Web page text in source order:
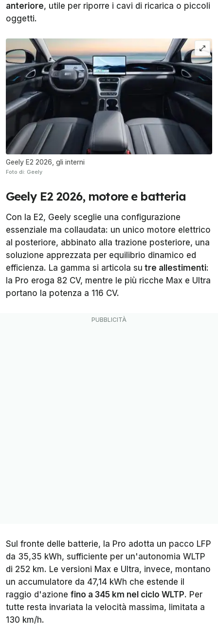
anteriore, utile per riporre i cavi di ricarica o piccoli
oggetti.
Geely E2 2026, gli interni
Foto di: Geely
Geely E2 2026, motore e batteria
Con la E2, Geely sceglie una configurazione
essenziale ma collaudata: un unico motore elettrico
al posteriore, abbinato alla trazione posteriore, una
soluzione apprezzata per equilibrio dinamico ed
efficienza. La gamma si articola su tre allestimenti:
la Pro eroga 82 CV, mentre le più ricche Max e Ultra
portano la potenza a 116 CV.
Sul fronte delle batterie, la Pro adotta un pacco LFP
da 35,35 kWh, sufficiente per un'autonomia WLTP
di 252 km. Le versioni Max e Ultra, invece, montano
un accumulatore da 47,14 kWh che estende il
raggio d'azione fino a 345 km nel ciclo WLTP. Per
tutte resta invariata la velocità massima, limitata a
130 km/h.